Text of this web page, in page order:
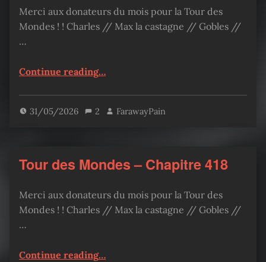
Merci aux donateurs du mois pour la Tour des
Mondes ! ! Charles // Max la castagne // Gobles //
…
Continue reading“Tour des Mondes – Chapitre 419”
…
31/05/2026 2 FarawayPain
Tour des Mondes – Chapitre 418
Merci aux donateurs du mois pour la Tour des
Mondes ! ! Charles // Max la castagne // Gobles //
…
Continue reading“Tour des Mondes – Chapitre 418”
…